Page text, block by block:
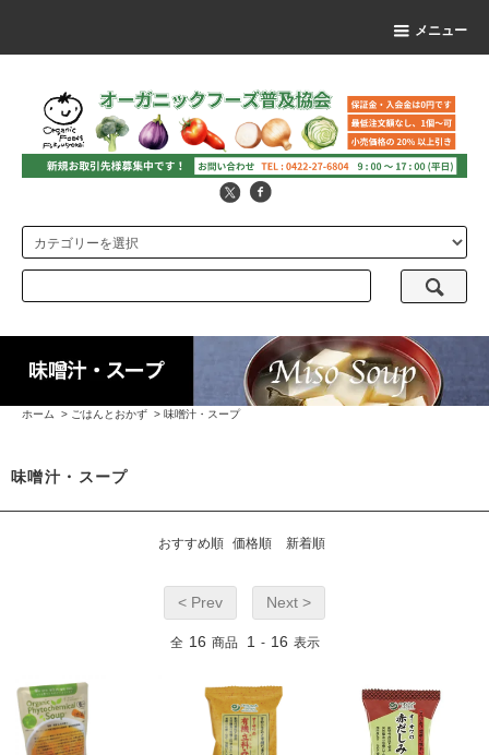
メニュー
ホーム > ごはんとおかず > 味噌汁・スープ
味噌汁・スープ
おすすめ順 価格順 新着順
< Prev Next >
全 16 商品 1 - 16 表示